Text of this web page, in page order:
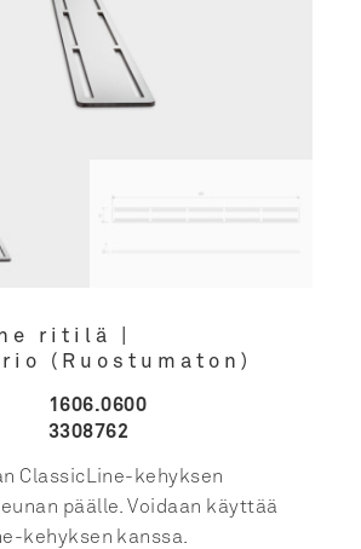
ritilä |
(Ruostumaton)
1606.0600
3308762
ClassicLine-kehyksen
päälle. Voidaan käyttää
kehyksen kanssa.